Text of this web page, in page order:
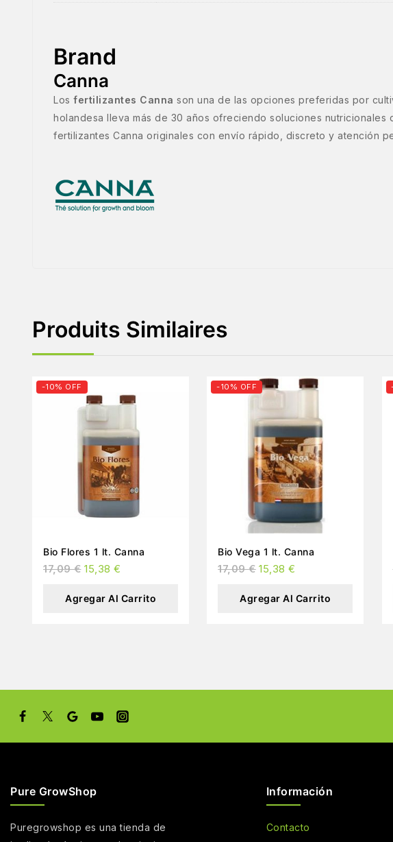
Brand
Canna
Los fertilizantes Canna son una de las opciones preferidas por
holandesa lleva más de 30 años ofreciendo soluciones
fertilizantes Canna originales con envío rápido, discreto y atención
Produits Similaires
-10% OFF
Bio Flores 1 lt. Canna
17,09€ 15,38 €
Agregar Al Carrito
-10% OFF
Bio Vega 1 lt. Canna
17,09€ 15,38€
Agregar Al Carrito
Pure GrowShop
Puregrowshop es una tienda de
Información
Contacto